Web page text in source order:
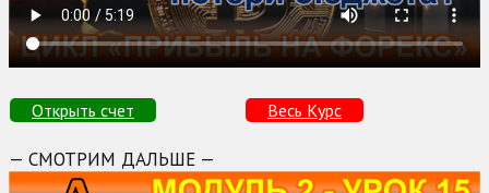
Открыть счет Весь Курс
— СМОТРИМ ДАЛЬШЕ —